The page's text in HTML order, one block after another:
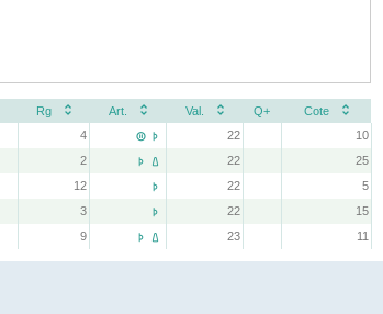
Rg Art. Val. Q+
Cote
4 
 22
10
2 
 22
25
12  22
5
3  22
15
9 
 23 11